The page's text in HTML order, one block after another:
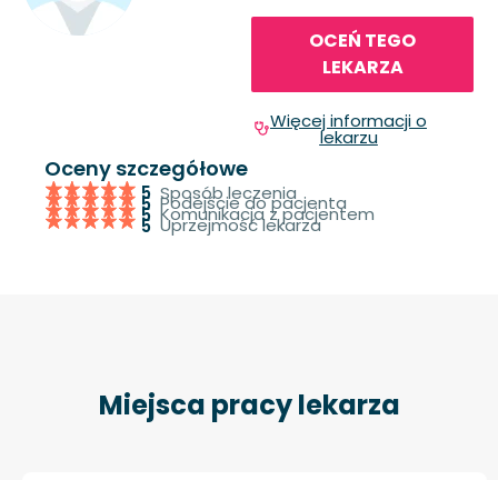
OCEŃ TEGO
LEKARZA
Więcej informacji o
lekarzu
Oceny szczegółowe
5 Sposób leczenia
5 Podejście do pacjenta
5 Komunikacja z pacjentem
5 Uprzejmość lekarza
Miejsca pracy lekarza